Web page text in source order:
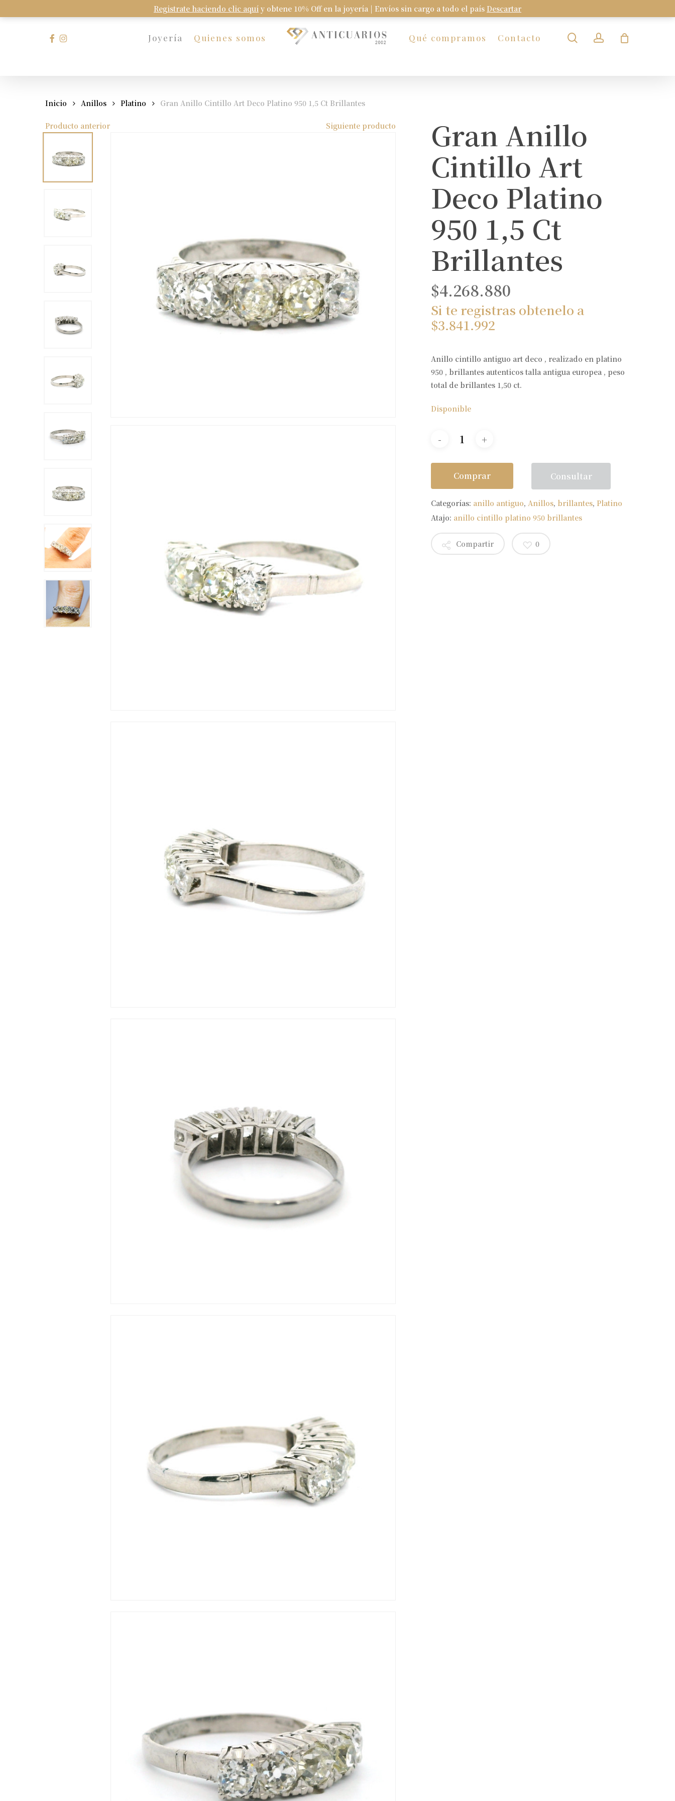
Registrate haciendo clic aquí y obtene 10% Off en la joyería | Envíos sin cargo a todo el país Descartar
to
Joyería Quienes somos Qué compramos Contacto
facebook
instagram searchaccount
Inicio Anillos Platino Gran Anillo Cintillo Art Deco Platino 950 1,5 Ct Brillantes
Producto anterior Siguiente producto
Gran Anillo
Cintillo Art
Deco Platino
950 1,5 Ct
Brillantes
$4.268.880
Si te registras obtenelo a
$3.841.992
Anillo cintillo antiguo art deco , realizado en platino
950 , brillantes autenticos talla antigua europea , peso
total de brillantes 1,50 ct.
Disponible
Comprar Consultar
Categorías: anillo antiguo,Anillos, brillantes,Platino
Atajo: anillo cintillo platino 950 brillantes
Compartir 0